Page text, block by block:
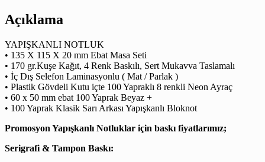
Açıklama
YAPIŞKANLI NOTLUK
• 135 X 115 X 20 mm Ebat Masa Seti
• 170 gr.Kuşe Kağıt, 4 Renk Baskılı, Sert Mukavva Taslamalı
• İç Dış Selefon Laminasyonlu ( Mat / Parlak )
• Plastik Gövdeli Kutu içte 100 Yapraklı 8 renkli Neon Ayraç
• 60 x 50 mm ebat 100 Yaprak Beyaz +
• 100 Yaprak Klasik Sarı Arkası Yapışkanlı Bloknot
Promosyon Yapışkanlı Notluklar için baskı fiyatlarımız;
Serigrafi & Tampon Baskı: